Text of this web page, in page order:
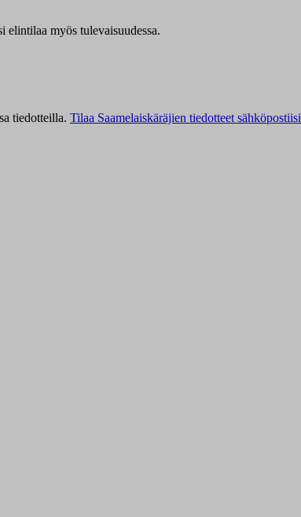
elintilaa myös tulevaisuudessa.
tiedotteilla. Tilaa Saamelaiskäräjien tiedotteet sähköpostiisi